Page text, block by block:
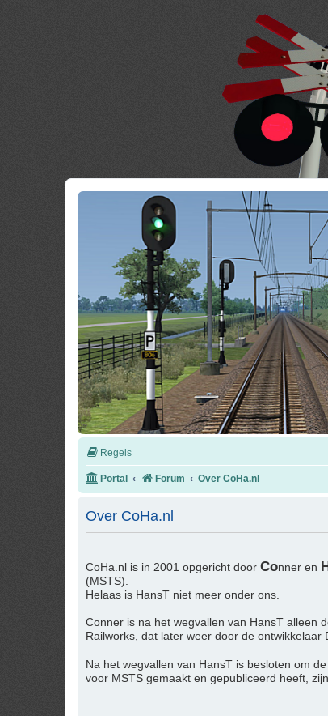
Regels
Portal Forum Over CoHa.nl
Over CoHa.nl
CoHa.nl is in 2001 opgericht door Conner en
(MSTS).
Helaas is HansT niet meer onder ons.
Conner is na het wegvallen van HansT alleen
Railworks, dat later weer door de
Na het wegvallen van HansT is besloten om
voor MSTS gemaakt en gepubliceerd heeft,